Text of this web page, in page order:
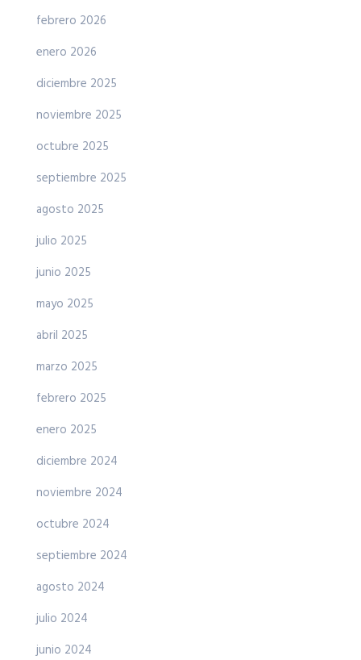
febrero 2026
enero 2026
diciembre 2025
noviembre 2025
octubre 2025
septiembre 2025
agosto 2025
julio 2025
junio 2025
mayo 2025
abril 2025
marzo 2025
febrero 2025
enero 2025
diciembre 2024
noviembre 2024
octubre 2024
septiembre 2024
agosto 2024
julio 2024
junio 2024